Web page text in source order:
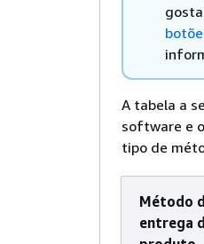
A tabela a
software e
tipo de
Método
entrega